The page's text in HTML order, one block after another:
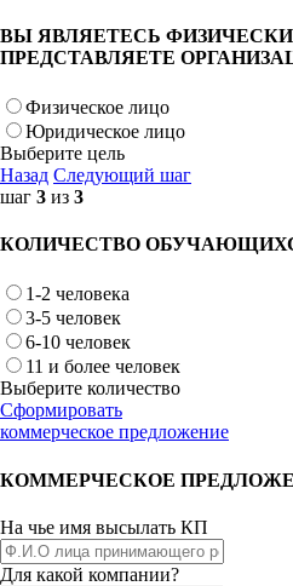
ВЫ ЯВЛЯЕТЕСЬ
ПРЕДСТАВЛЯЕТЕ
Физическое лицо
Юридическое лицо
Выберите цель
Назад Следующий шаг
шаг 3 из 3
КОЛИЧЕСТВО
1-2 человека
3-5 человек
6-10 человек
11 и более человек
Выберите количество
Сформировать
коммерческое предложение
КОММЕРЧЕСКОЕ
На чье имя высылать КП
Для какой компании?